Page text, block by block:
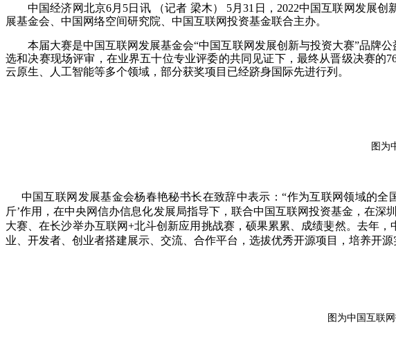
中国经济网北京6月5日讯 （记者 梁木） 5月31日，2022中国互联网发展
展基金会、中国网络空间研究院、中国互联网投资基金联合主办。
本届大赛是中国互联网发展基金会“中国互联网发展创新与投资大赛”品牌公
选和决赛现场评审，在业界五十位专业评委的共同见证下，最终从晋级决赛的
云原生、人工智能等多个领域，部分获奖项目已经跻身国际先进行列。
图为
中国互联网发展基金会杨春艳秘书长在致辞中表示：“作为互联网领域的
斤’作用，在中央网信办信息化发展局指导下，联合中国互联网投资基金，在
大赛、在长沙举办互联网+北斗创新应用挑战赛，硕果累累、成绩斐然。去年
业、开发者、创业者搭建展示、交流、合作平台，选拔优秀开源项目，培养开
图为中国互联